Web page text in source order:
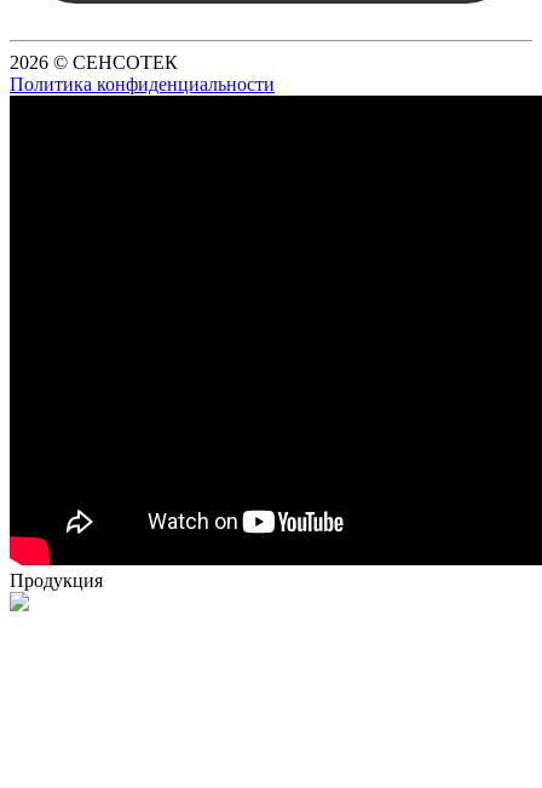
2026 © СЕНСОТЕК
Политика конфиденциальности
Продукция